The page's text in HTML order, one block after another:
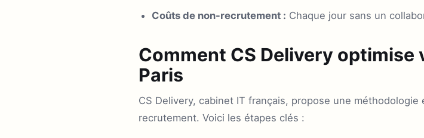
Coûts de non-recrutement : Chaque jour sans un
Comment CS Delivery optimise
Paris
CS Delivery, cabinet IT français, propose une
recrutement. Voici les étapes clés :